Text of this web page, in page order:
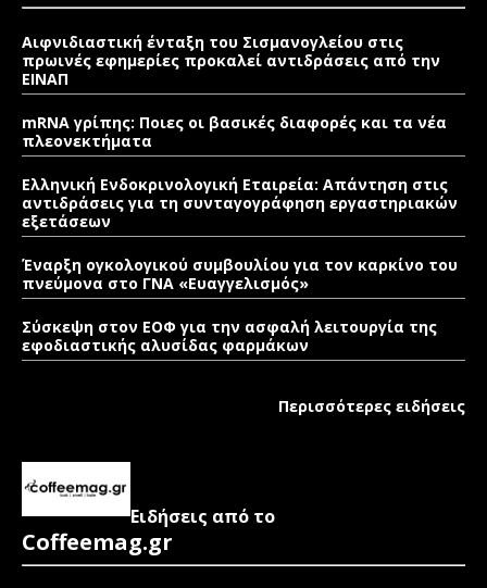
Αιφνιδιαστική ένταξη του Σισμανογλείου στις
πρωινές εφημερίες προκαλεί αντιδράσεις από την
ΕΙΝΑΠ
mRNA γρίπης: Ποιες οι βασικές διαφορές και τα νέα
πλεονεκτήματα
Ελληνική Ενδοκρινολογική Εταιρεία: Απάντηση στις
αντιδράσεις για τη συνταγογράφηση εργαστηριακών
εξετάσεων
Έναρξη ογκολογικού συμβουλίου για τον καρκίνο του
πνεύμονα στο ΓΝΑ «Ευαγγελισμός»
Σύσκεψη στον ΕΟΦ για την ασφαλή λειτουργία της
εφοδιαστικής αλυσίδας φαρμάκων
Περισσότερες ειδήσεις
Ειδήσεις από το
Coffeemag.gr